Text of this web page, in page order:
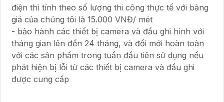
điện thì tính theo số lượng thi công thực tế với bảng
giá của chúng tôi là 15.000 VNĐ/ mét
- bảo hành các thiết bị camera và đầu ghi hình với
tháng gian lên đến 24 tháng, và đổi mới hoàn toàn
với các sản phẩm trong tuần đầu tiên sử dụng nếu
phát hiện bị lỗi từ các thiết bị camera và đầu ghi
được cung cấp